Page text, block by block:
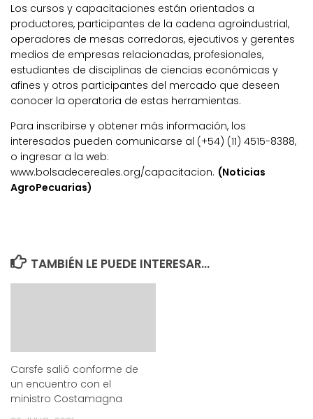
Los cursos y capacitaciones están orientados a
productores, participantes de la cadena agroindustrial,
operadores de mesas corredoras, ejecutivos y gerentes
medios de empresas relacionadas, profesionales,
estudiantes de disciplinas de ciencias económicas y
afines y otros participantes del mercado que deseen
conocer la operatoria de estas herramientas.
Para inscribirse y obtener más información, los
interesados pueden comunicarse al (+54) (11) 4515-8388,
o ingresar a la web:
www.bolsadecereales.org/capacitacion. (Noticias
AgroPecuarias)
TAMBIÉN LE PUEDE INTERESAR...
Carsfe salió conforme de
un encuentro con el
ministro Costamagna